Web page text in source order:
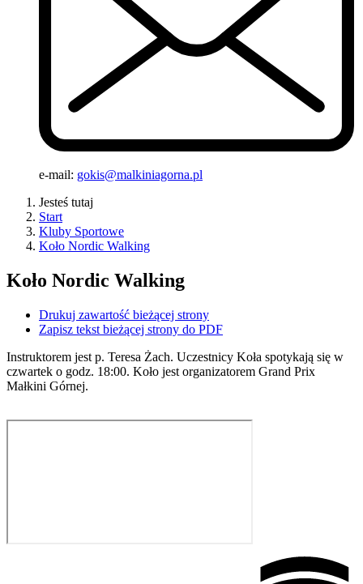
e-mail: gokis@malkiniagorna.pl
Jesteś tutaj
Start
Kluby Sportowe
Koło Nordic Walking
Koło Nordic Walking
Drukuj zawartość bieżącej strony
Zapisz tekst bieżącej strony do PDF
Instruktorem jest p. Teresa Żach. Uczestnicy Koła spotykają się w
czwartek o godz. 18:00. Koło jest organizatorem Grand Prix
Małkini Górnej.